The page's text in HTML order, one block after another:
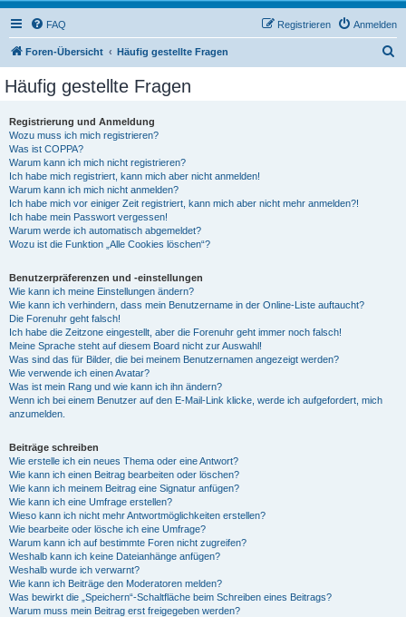
FAQ Anmelden
Registrieren
Foren-Übersicht Häufig gestellte Fragen
Häufig gestellte Fragen
Registrierung und Anmeldung
Wozu muss ich mich registrieren?
Was ist COPPA?
Warum kann ich mich nicht registrieren?
Ich habe mich registriert, kann mich aber nicht anmelden!
Warum kann ich mich nicht anmelden?
Ich habe mich vor einiger Zeit registriert, kann mich aber nicht mehr anmelden?!
Ich habe mein Passwort vergessen!
Warum werde ich automatisch abgemeldet?
Wozu ist die Funktion „Alle Cookies löschen“?
Benutzerpräferenzen und -einstellungen
Wie kann ich meine Einstellungen ändern?
Wie kann ich verhindern, dass mein Benutzername in der Online-Liste auftaucht?
Die Forenuhr geht falsch!
Ich habe die Zeitzone eingestellt, aber die Forenuhr geht immer noch falsch!
Meine Sprache steht auf diesem Board nicht zur Auswahl!
Was sind das für Bilder, die bei meinem Benutzernamen angezeigt werden?
Wie verwende ich einen Avatar?
Was ist mein Rang und wie kann ich ihn ändern?
Wenn ich bei einem Benutzer auf den E-Mail-Link klicke, werde ich aufgefordert, mich
anzumelden.
Beiträge schreiben
Wie erstelle ich ein neues Thema oder eine Antwort?
Wie kann ich einen Beitrag bearbeiten oder löschen?
Wie kann ich meinem Beitrag eine Signatur anfügen?
Wie kann ich eine Umfrage erstellen?
Wieso kann ich nicht mehr Antwortmöglichkeiten erstellen?
Wie bearbeite oder lösche ich eine Umfrage?
Warum kann ich auf bestimmte Foren nicht zugreifen?
Weshalb kann ich keine Dateianhänge anfügen?
Weshalb wurde ich verwarnt?
Wie kann ich Beiträge den Moderatoren melden?
Was bewirkt die „Speichern“-Schaltfläche beim Schreiben eines Beitrags?
Warum muss mein Beitrag erst freigegeben werden?